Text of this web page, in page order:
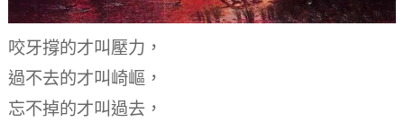
咬牙撐的才叫壓力，
過不去的才叫崎嶇，
忘不掉的才叫過去，